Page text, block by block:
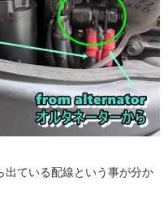
出ている配線という事が分か